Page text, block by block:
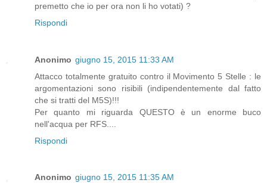
premetto che io per ora non li ho votati) ?
Rispondi
Anonimo giugno 15, 2015 11:33 AM
Attacco totalmente gratuito contro il Movimento 5 Stelle : le
argomentazioni sono risibili (indipendentemente dal fatto
che si tratti del M5S)!!!
Per quanto mi riguarda QUESTO è un enorme buco
nell'acqua per RFS....
Rispondi
Anonimo giugno 15, 2015 11:35 AM